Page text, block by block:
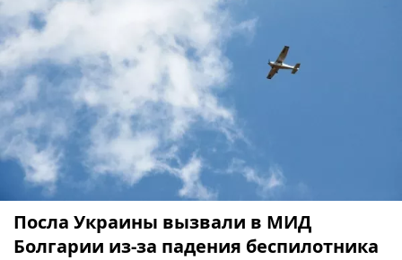
Посла Украины вызвали в МИД
Болгарии из-за падения беспилотника